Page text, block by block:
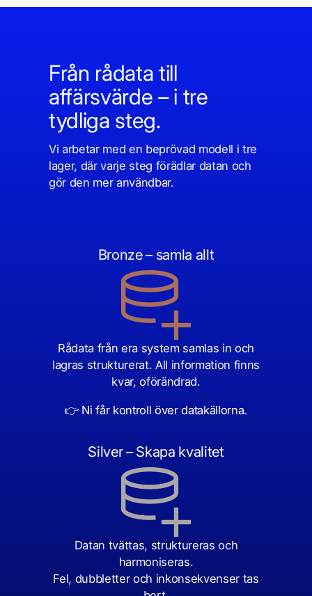
Från rådata till
affärsvärde – i tre
tydliga steg.
Vi arbetar med en beprövad modell i tre
lager, där varje steg förädlar datan och
gör den mer användbar.
Bronze – samla allt
Rådata från era system samlas in och
lagras strukturerat. All information finns
kvar, oförändrad.
👉 Ni får kontroll över datakällorna.
Silver – Skapa kvalitet
Datan tvättas, struktureras och
harmoniseras.
Fel, dubbletter och inkonsekvenser tas